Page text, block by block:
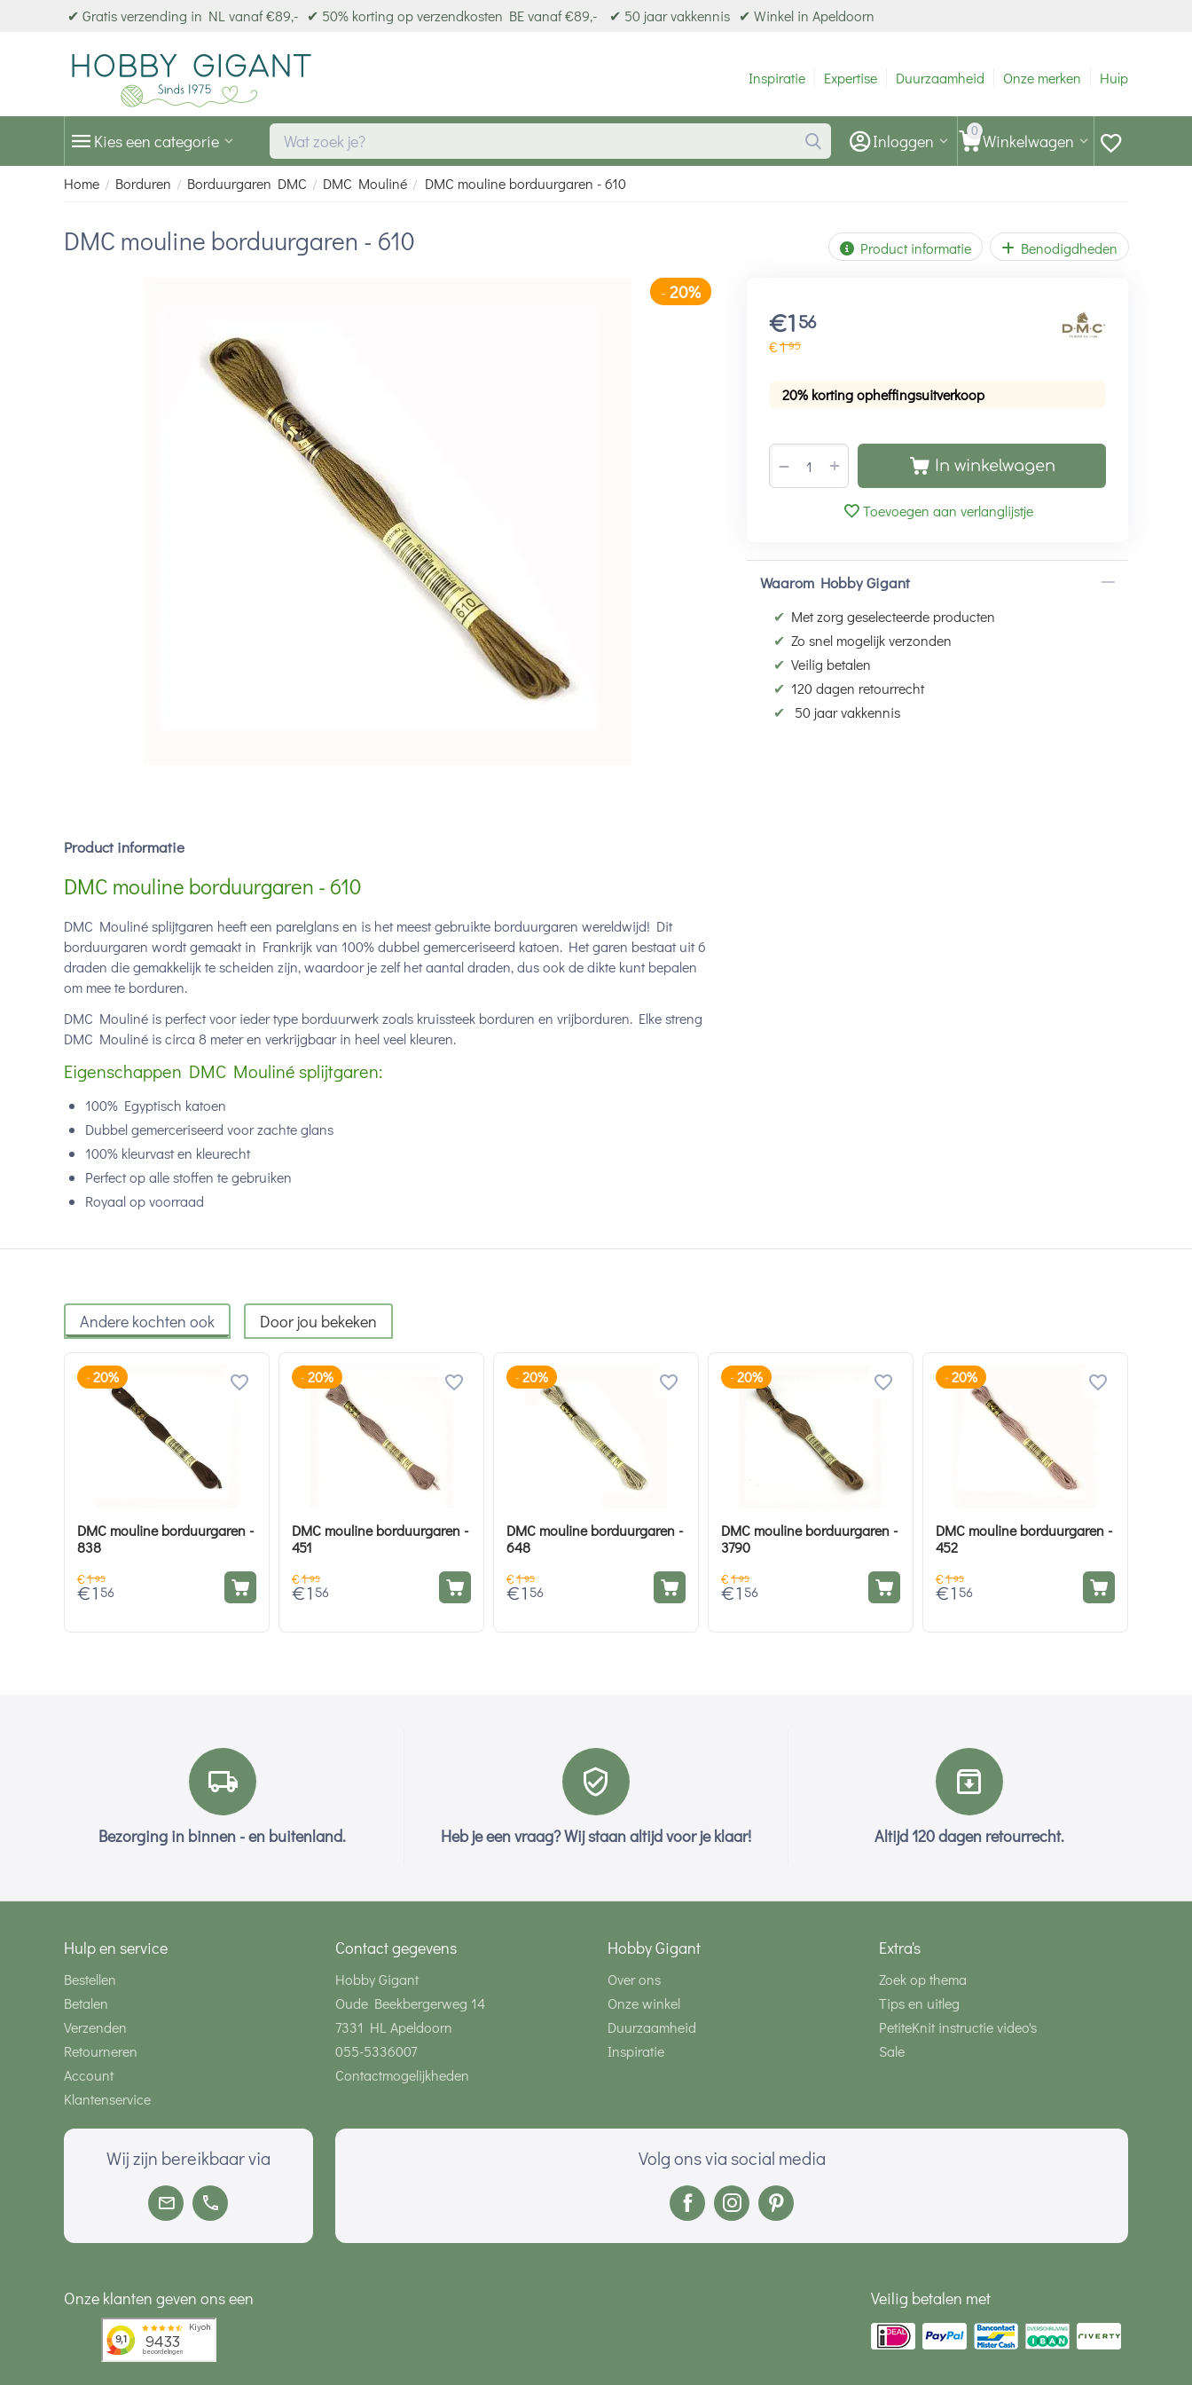
✔ Gratis verzending in NL vanaf €89,- ✔ 50% korting op verzendkosten BE vanaf €89,- ✔ 50 jaar vakkennis ✔ Winkel in Apeldoorn
Inspiratie Expertise Duurzaamheid Onze merken Hulp
Kies een categorie 0 Winkelwagen
Inloggen
Home / Borduren / Borduurgaren DMC / DMC Mouliné / DMC mouline borduurgaren - 610
DMC mouline borduurgaren - 610 Product informatie Benodigdheden
€1 56
€195
20% korting opheffingsuitverkoop
+
− In winkelwagen
Toevoegen aan verlanglijstje
Waarom Hobby Gigant
✔ Met zorg geselecteerde producten
✔ Zo snel mogelijk verzonden
✔ Veilig betalen
✔ 120 dagen retourrecht
✔
50 jaar vakkennis
Product informatie
DMC mouline borduurgaren - 610
DMC Mouliné splijtgaren heeft een parelglans en is het meest gebruikte borduurgaren wereldwijd! Dit
borduurgaren wordt gemaakt in Frankrijk van 100% dubbel gemerceriseerd katoen. Het garen bestaat uit 6
draden die gemakkelijk te scheiden zijn, waardoor je zelf het aantal draden, dus ook de dikte kunt bepalen
om mee te borduren.
DMC Mouliné is perfect voor ieder type borduurwerk zoals kruissteek borduren en vrijborduren. Elke streng
DMC Mouliné is circa 8 meter en verkrijgbaar in heel veel kleuren.
Eigenschappen DMC Mouliné splijtgaren:
100% Egyptisch katoen
Dubbel gemerceriseerd voor zachte glans
100% kleurvast en kleurecht
Perfect op alle stoffen te gebruiken
Royaal op voorraad
Andere kochten ook Door jou bekeken
- 20%
DMC mouline borduurgaren -
838
€1 95
€1 56
- 20%
DMC mouline borduurgaren -
451
€1 95
€1 56
- 20%
DMC mouline borduurgaren -
648
€1 95
€1 56
- 20%
DMC mouline borduurgaren -
3790
€1 95
€1 56
- 20%
DMC mouline borduurgaren -
452
€1 95
€1 56
Bezorging in binnen - en buitenland. Heb je een vraag? Wij staan altijd voor je klaar! Altijd 120 dagen retourrecht.
Hulp en service
Bestellen
Betalen
Verzenden
Retourneren
Account
Klantenservice
Contact gegevens
Hobby Gigant
Oude Beekbergerweg 14
7331 HL Apeldoorn
055-5336007
Contactmogelijkheden
Hobby Gigant
Over ons
Onze winkel
Duurzaamheid
Inspiratie
Extra's
Zoek op thema
Tips en uitleg
PetiteKnit instructie video's
Sale
Wij zijn bereikbaar via Volg ons via social media
Onze klanten geven ons een Veilig betalen met